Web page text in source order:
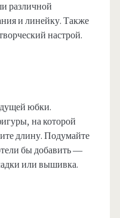
различной
и линейку. Также
настрой.
юбки.
на которой
длину. Подумайте
бы добавить —
или вышивка.